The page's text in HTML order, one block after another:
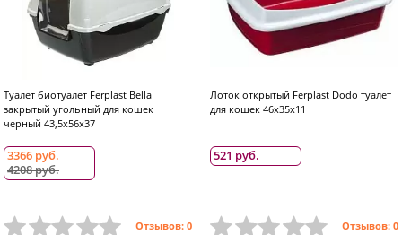
Туалет биотуалет Ferplast Bella
закрытый угольный для кошек
черный 43,5x56x37
3366 руб.
4208 руб.
Отзывов: 0
Лоток открытый Ferplast Dodo туалет
для кошек 46x35x11
521 руб.
Отзывов: 0